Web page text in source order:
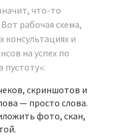
что-то
рабочая схема,
и
на успех по
скриншотов и
— просто слова.
фото, скан,